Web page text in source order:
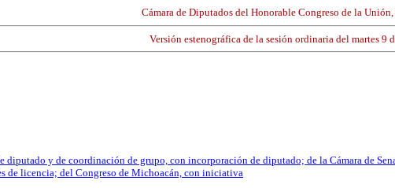
Cámara de Diputados del Honorable Congreso de la
Versión estenográfica de la sesión ordinaria del martes 9
y de coordinación de grupo, con incorporación de diputado; de la Cámara de
de licencia; del Congreso de Michoacán, con iniciativa